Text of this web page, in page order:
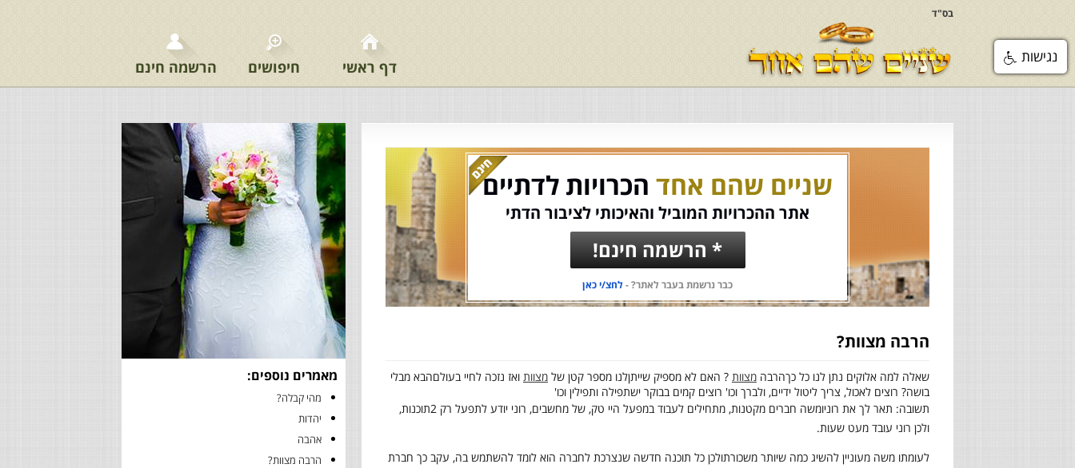
בס"ד
דף ראשי חיפושים הרשמה חינם
שניים שהם אחד הכרויות לדתיים
אתר ההכרויות המוביל והאיכותי לציבור הדתי
* הרשמה חינם!
כבר נרשמת בעבר לאתר? -לחצ/י כאן
הרבה מצוות?
שאלה למה אלוקים נתן לנו כל כךהרבה מצוות ? האם לא מספיק שייתןלנו מספר קטן של מצוות ואז נזכה לחיי בעולםהבא מבלי
בושה? רוצים לאכול, צריך ליטול ידיים, ולברך וכו' רוצים קמים בבוקר ישתפילה ותפילין וכו'
תשובה: תאר לך את רוניומשה חברים מקטנות, מתחילים לעבוד במפעל היי טק, של מחשבים, רוני יודע לתפעל רק 2
תוכנות,
ולכן רוני עובד מעט שעות.
לעומתו משה מעוניין להשיג כמה שיותר משכורתולכן כל תוכנה חדשה שנצרכת לחברה הוא לומד להשתמש בה, עקב כך חברת
מאמרים נוספים:
מהי קבלה?
יהדות
אהבה
הרבה מצוות?
נגישות